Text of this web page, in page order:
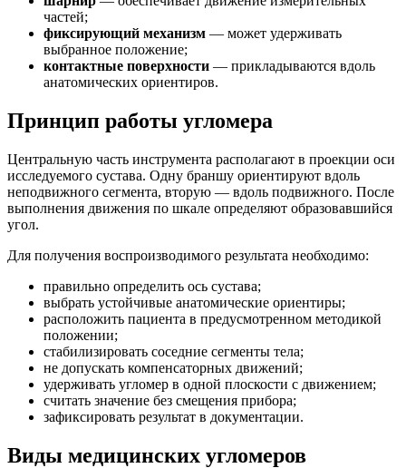
частей;
фиксирующий механизм — может удерживать
выбранное положение;
контактные поверхности — прикладываются вдоль
анатомических ориентиров.
Принцип работы угломера
Центральную часть инструмента располагают в проекции оси
исследуемого сустава. Одну браншу ориентируют вдоль
неподвижного сегмента, вторую — вдоль подвижного. После
выполнения движения по шкале определяют образовавшийся
угол.
Для получения воспроизводимого результата необходимо:
правильно определить ось сустава;
выбрать устойчивые анатомические ориентиры;
расположить пациента в предусмотренном методикой
положении;
стабилизировать соседние сегменты тела;
не допускать компенсаторных движений;
удерживать угломер в одной плоскости с движением;
считать значение без смещения прибора;
зафиксировать результат в документации.
Виды медицинских угломеров